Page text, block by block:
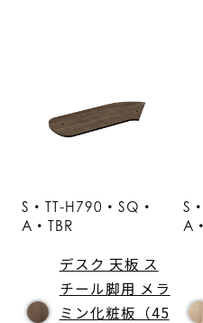
S・TT-H790・SQ・
A・TBR
デスク 天板 ス
チール脚用 メラ
ミン化粧板（45
S
A